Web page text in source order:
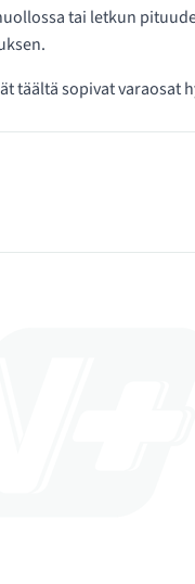
tai letkun
täältä sopivat varaosat